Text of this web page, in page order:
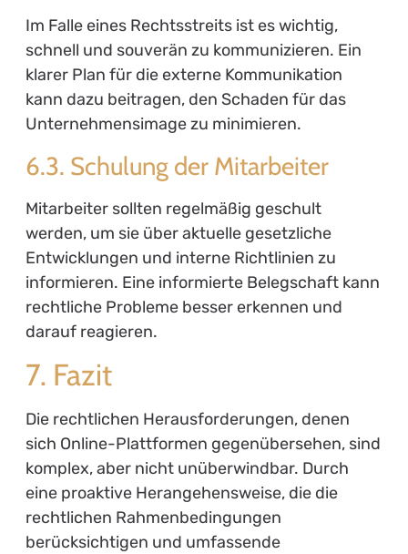
Im Falle eines Rechtsstreits ist es wichtig,
schnell und souverän zu kommunizieren. Ein
klarer Plan für die externe Kommunikation
kann dazu beitragen, den Schaden für das
Unternehmensimage zu minimieren.
6.3. Schulung der Mitarbeiter
Mitarbeiter sollten regelmäßig geschult
werden, um sie über aktuelle gesetzliche
Entwicklungen und interne Richtlinien zu
informieren. Eine informierte Belegschaft kann
rechtliche Probleme besser erkennen und
darauf reagieren.
7. Fazit
Die rechtlichen Herausforderungen, denen
sich Online-Plattformen gegenübersehen, sind
komplex, aber nicht unüberwindbar. Durch
eine proaktive Herangehensweise, die die
rechtlichen Rahmenbedingungen
berücksichtigen und umfassende